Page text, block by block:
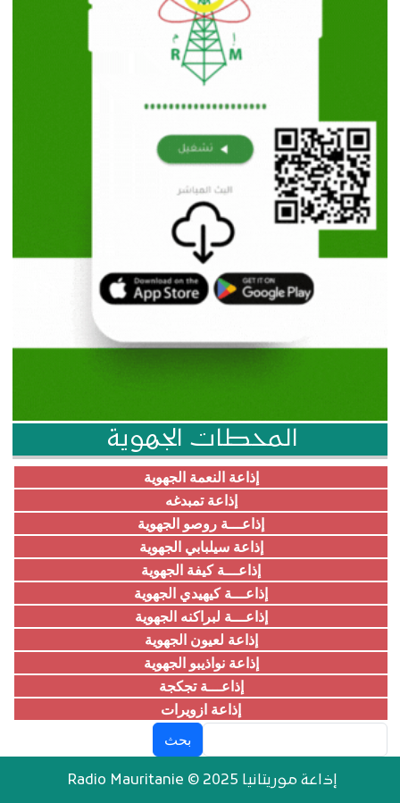
المحطات الجهوية
إذاعة النعمة الجهوية
إذاعة تمبدغه
إذاعـــة روصو الجهوية
إذاعة سيلبابي الجهوية
إذاعـــة كيفة الجهوية
إذاعـــة كيهيدي الجهوية
إذاعـــة لبراكنه الجهوية
إذاعة لعيون الجهوية
إذاعة نواذيبو الجهوية
إذاعـــة تجكجة
إذاعة ازويرات
إذاعة موريتانيا Radio Mauritanie © 2025